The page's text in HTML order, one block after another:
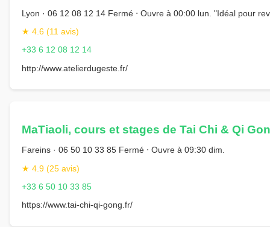
Lyon · 06 12 08 12 14 Fermé ⋅ Ouvre à 00:00 lun. "Idéal pour
★ 4.6 (11 avis)
+33 6 12 08 12 14
http://www.atelierdugeste.fr/
MaTiaoli, cours et stages de Tai Chi & Qi
Fareins · 06 50 10 33 85 Fermé ⋅ Ouvre à 09:30 dim.
★ 4.9 (25 avis)
+33 6 50 10 33 85
https://www.tai-chi-qi-gong.fr/